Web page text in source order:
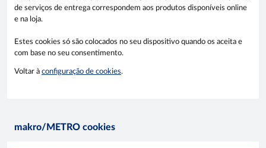
de serviços de entrega correspondem aos produtos disponíveis online
e na loja.
Estes cookies só são colocados no seu dispositivo quando os aceita e
com base no seu consentimento.
Voltar à configuração de cookies.
makro/METRO cookies